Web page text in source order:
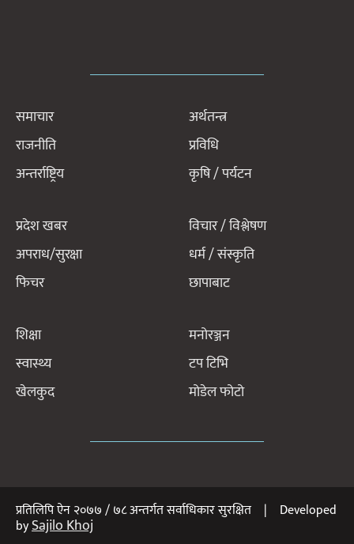
समाचार
राजनीति
अन्तर्राष्ट्रिय
अर्थतन्त्र
प्रविधि
कृषि / पर्यटन
प्रदेश खबर
अपराध/सुरक्षा
फिचर
विचार / विश्लेषण
धर्म / संस्कृति
छापाबाट
शिक्षा
स्वास्थ्य
खेलकुद
मनोरञ्जन
टप टिभि
मोडेल फोटो
प्रतिलिपि ऐन २०७७ / ७८ अन्तर्गत सर्वाधिकार सुरक्षित | Developed
bySajilo Khoj